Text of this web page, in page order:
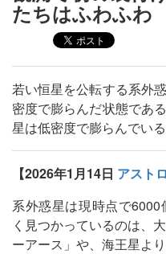
たちはふわふわ
若い恒星を公転する系外
密度で膨らんだ状態であ
星は低密度で膨らんでい
【2026年1月14日 アスト
系外惑星は現時点で
く見つかっているのは、
ーアース」や、海王星よ